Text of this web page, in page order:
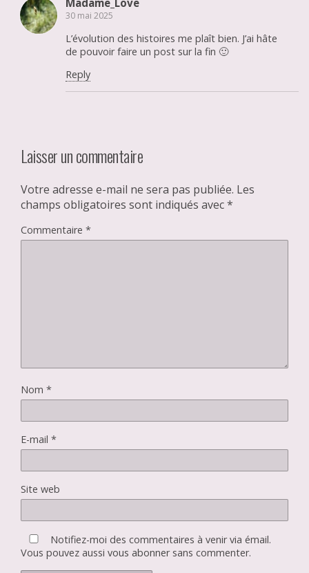
Madame_Love
30 mai 2025
L’évolution des histoires me plaît bien. J’ai hâte
de pouvoir faire un post sur la fin 🙂
Reply
Laisser un commentaire
Votre adresse e-mail ne sera pas publiée. Les
champs obligatoires sont indiqués avec*
Commentaire *
Nom *
E-mail *
Site web
Notifiez-moi des commentaires à venir via émail.
Vous pouvez aussi vous abonnersans commenter.